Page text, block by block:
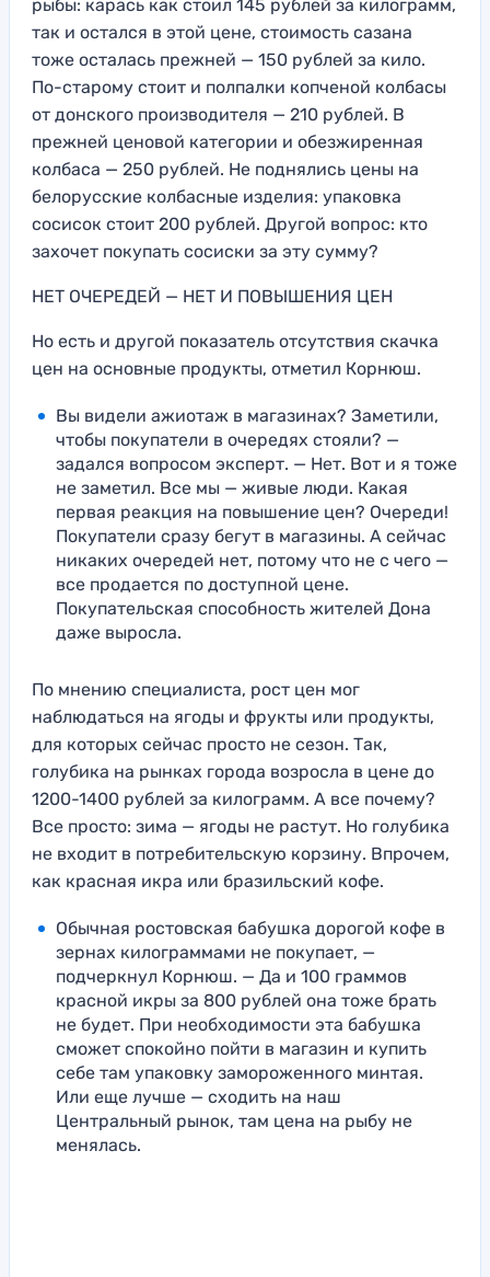
рыбы: карась как стоил 145 рублей за килограмм,
так и остался в этой цене, стоимость сазана
тоже осталась прежней — 150 рублей за кило.
По-старому стоит и полпалки копченой колбасы
от донского производителя — 210 рублей. В
прежней ценовой категории и обезжиренная
колбаса — 250 рублей. Не поднялись цены на
белорусские колбасные изделия: упаковка
сосисок стоит 200 рублей. Другой вопрос: кто
захочет покупать сосиски за эту сумму?
НЕТ ОЧЕРЕДЕЙ — НЕТ И ПОВЫШЕНИЯ ЦЕН
Но есть и другой показатель отсутствия скачка
цен на основные продукты, отметил Корнюш.
Вы видели ажиотаж в магазинах? Заметили,
чтобы покупатели в очередях стояли? —
задался вопросом эксперт. — Нет. Вот и я тоже
не заметил. Все мы — живые люди. Какая
первая реакция на повышение цен? Очереди!
Покупатели сразу бегут в магазины. А сейчас
никаких очередей нет, потому что не с чего —
все продается по доступной цене.
Покупательская способность жителей Дона
даже выросла.
По мнению специалиста, рост цен мог
наблюдаться на ягоды и фрукты или продукты,
для которых сейчас просто не сезон. Так,
голубика на рынках города возросла в цене до
1200-1400 рублей за килограмм. А все почему?
Все просто: зима — ягоды не растут. Но голубика
не входит в потребительскую корзину. Впрочем,
как красная икра или бразильский кофе.
Обычная ростовская бабушка дорогой кофе в
зернах килограммами не покупает, —
подчеркнул Корнюш. — Да и 100 граммов
красной икры за 800 рублей она тоже брать
не будет. При необходимости эта бабушка
сможет спокойно пойти в магазин и купить
себе там упаковку замороженного минтая.
Или еще лучше — сходить на наш
Центральный рынок, там цена на рыбу не
менялась.